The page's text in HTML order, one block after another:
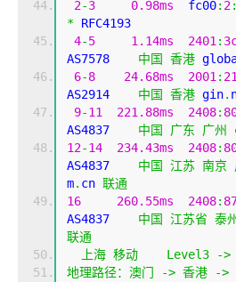
2-3 0.98ms
  fc00
: 2:
* RFC4193
4-5 1.14ms 2401:
AS7578 中国 香港
6-8 24.68ms 2001:
AS2914 中国 香港 gin.
9-11 221.88ms 2408:
AS4837 中国 广东 广州
12-14 234.43ms 2408:
AS4837 中国 江苏 南京
m. cn 联通
16
260.55ms 2408:
AS4837 中国 江苏省 泰
联通
上海 移动 Level3 ->
地理路径：澳门
-> 香港 ->